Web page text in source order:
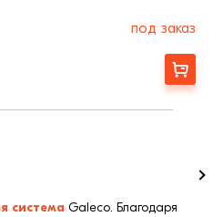
под заказ
Заказать
система Galeco. Благодаря